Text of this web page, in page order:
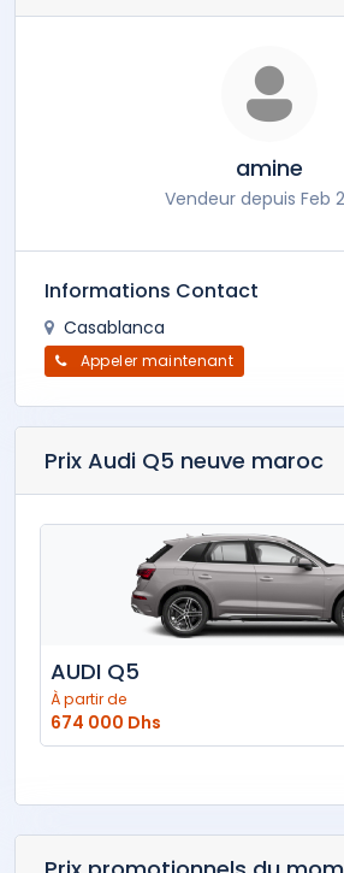
amine
Vendeur depuis Feb
Informations Contact
Casablanca
Appeler maintenant
Prix Audi Q5 neuve maroc
AUDI Q5
À partir de
674 000 Dhs